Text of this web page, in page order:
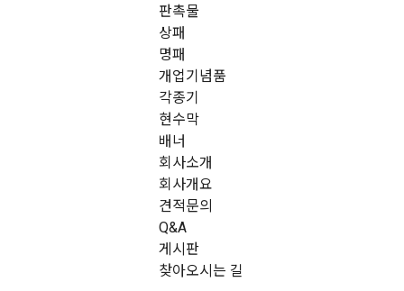
판촉물
상패
명패
개업기념품
각종기
현수막
배너
회사소개
회사개요
견적문의
Q&A
게시판
찾아오시는 길